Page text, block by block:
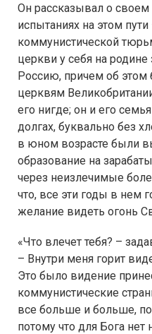
Он рассказывал о
испытаниях на этом
коммунистической
церкви у себя на
Россию, причем об
церквям
его нигде; он и его
долгах, буквально без
в юном возрасте были
образование на
через неизлечимые
что, все эти годы в нем
желание видеть огонь
«Что влечет тебя? –
– Внутри меня горит
Это было видение
коммунистические
все больше и больше,
потому что для Бога